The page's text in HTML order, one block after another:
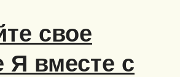
свое
вместе с